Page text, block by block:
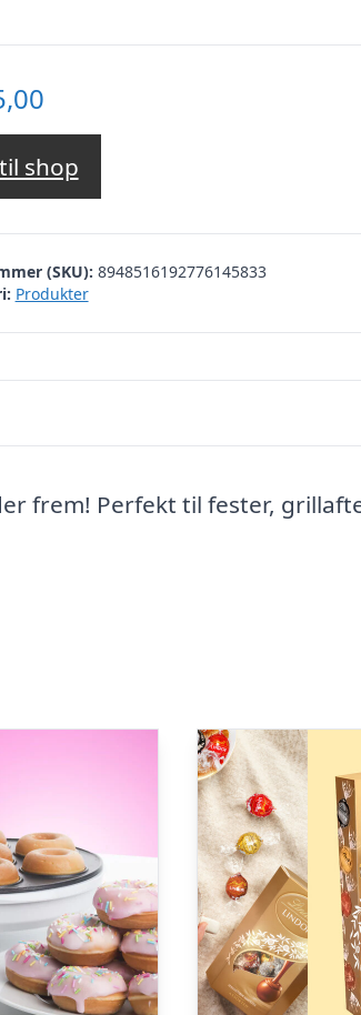
shop
(SKU): 8948516192776145833
Produkter
frem! Perfekt til fester,